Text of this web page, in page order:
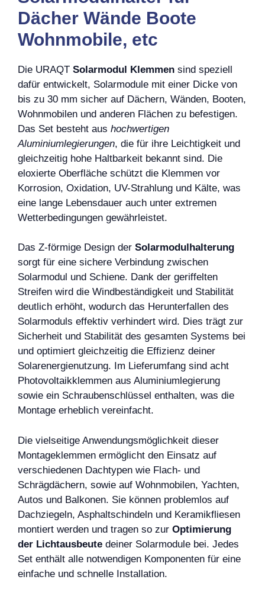
Dächer Wände Boote
Wohnmobile, etc
Die URAQT Solarmodul Klemmen sind speziell
dafür entwickelt, Solarmodule mit einer Dicke von
bis zu 30 mm sicher auf Dächern, Wänden, Booten,
Wohnmobilen und anderen Flächen zu befestigen.
Das Set besteht aus hochwertigen
Aluminiumlegierungen, die für ihre Leichtigkeit und
gleichzeitig hohe Haltbarkeit bekannt sind. Die
eloxierte Oberfläche schützt die Klemmen vor
Korrosion, Oxidation, UV-Strahlung und Kälte, was
eine lange Lebensdauer auch unter extremen
Wetterbedingungen gewährleistet.
Das Z-förmige Design der Solarmodulhalterung
sorgt für eine sichere Verbindung zwischen
Solarmodul und Schiene. Dank der geriffelten
Streifen wird die Windbeständigkeit und Stabilität
deutlich erhöht, wodurch das Herunterfallen des
Solarmoduls effektiv verhindert wird. Dies trägt zur
Sicherheit und Stabilität des gesamten Systems bei
und optimiert gleichzeitig die Effizienz deiner
Solarenergienutzung. Im Lieferumfang sind acht
Photovoltaikklemmen aus Aluminiumlegierung
sowie ein Schraubenschlüssel enthalten, was die
Montage erheblich vereinfacht.
Die vielseitige Anwendungsmöglichkeit dieser
Montageklemmen ermöglicht den Einsatz auf
verschiedenen Dachtypen wie Flach- und
Schrägdächern, sowie auf Wohnmobilen, Yachten,
Autos und Balkonen. Sie können problemlos auf
Dachziegeln, Asphaltschindeln und Keramikfliesen
montiert werden und tragen so zur Optimierung
der Lichtausbeute deiner Solarmodule bei. Jedes
Set enthält alle notwendigen Komponenten für eine
einfache und schnelle Installation.